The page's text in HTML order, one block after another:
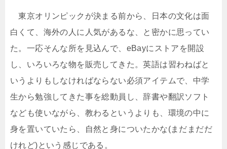
東京オリンピックが決まる前から、日本の文化は面
白くて、海外の人に人気があるな、と密かに思ってい
た。一応そんな所を見込んで、eBayにストアを開設
し、いろいろな物を販売してきた。英語は習わねばと
いうよりもしなければならない必須アイテムで、中学
生から勉強してきた事を総動員し、辞書や翻訳ソフト
なども使いながら、教わるというよりも、環境の中に
身を置いていたら、自然と身についたかな(まだまだだ
けれど)という感じである。